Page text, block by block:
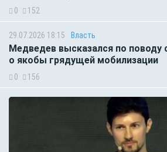
0 152
29.07.2026 18:15 Власть
Медведев высказался по поводу
о якобы грядущей мобилизации
0 156